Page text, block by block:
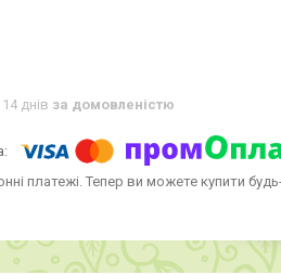
днів за домовленістю
платежі. Тепер ви можете купити